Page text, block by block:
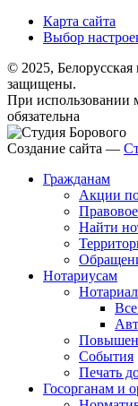
Карта сайта
Выбор
© 2025, Белорусская
защищены.
При использовании
обязательна
Создание сайта —
Гражданам
Акции по
Найти
Нотариусам
События
Печать
Госорганам и